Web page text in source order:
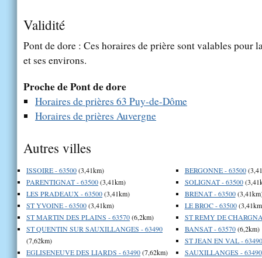
Validité
Pont de dore : Ces horaires de prière sont valables pour
et ses environs.
Proche de Pont de dore
Horaires de prières 63 Puy-de-Dôme
Horaires de prières Auvergne
Autres villes
ISSOIRE - 63500(3,41km)
PARENTIGNAT - 63500(3,41km)
LES PRADEAUX - 63500(3,41km)
ST YVOINE - 63500(3,41km)
ST MARTIN DES PLAINS - 63570(6,2km)
ST QUENTIN SUR SAUXILLANGES - 63490
(7,62km)
EGLISENEUVE DES LIARDS - 63490(7,62km)
BERGONNE - 63500
SOLIGNAT - 63500
BRENAT - 63500
LE BROC - 63500
ST REMY DE
BANSAT - 63570(6,2km)
ST JEAN EN VAL - 63490
SAUXILLANGES - 63490